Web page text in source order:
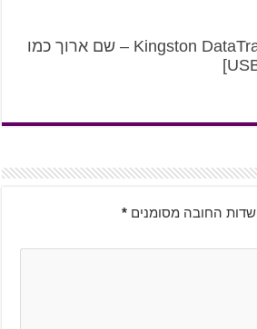
Kingston DataTraveler Ultimate GT – שם ארוך כמו
שדות החובה מסומנים *